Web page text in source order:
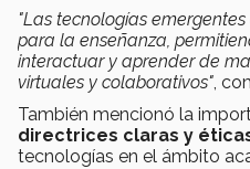
"Las tecnologías
para la enseñanza,
interactuar y aprender de
virtuales y colaborativos",
También mencionó la
directrices claras y
tecnologías en el ámbito